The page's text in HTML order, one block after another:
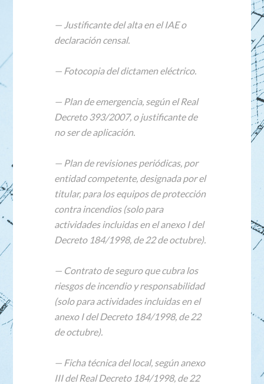
— Justificante del alta en el IAE o
declaración censal.
— Fotocopia del dictamen eléctrico.
— Plan de emergencia, según el Real
Decreto 393/2007, o justificante de
no ser de aplicación.
— Plan de revisiones periódicas, por
entidad competente, designada por el
titular, para los equipos de protección
contra incendios (solo para
actividades incluidas en el anexo I del
Decreto 184/1998, de 22 de octubre).
— Contrato de seguro que cubra los
riesgos de incendio y responsabilidad
(solo para actividades incluidas en el
anexo I del Decreto 184/1998, de 22
de octubre).
— Ficha técnica del local, según anexo
III del Real Decreto 184/1998, de 22